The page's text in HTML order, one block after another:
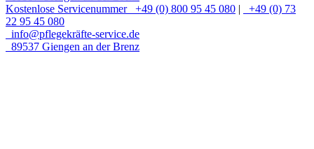
Kostenlose Servicenummer
+49 (0) 800 95 45 080 |
+49 (0) 73
22 95 45 080
info@pflegekräfte-service.de
89537 Giengen an der Brenz